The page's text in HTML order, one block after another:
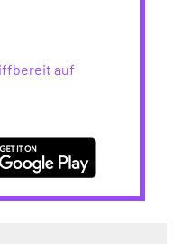
auf